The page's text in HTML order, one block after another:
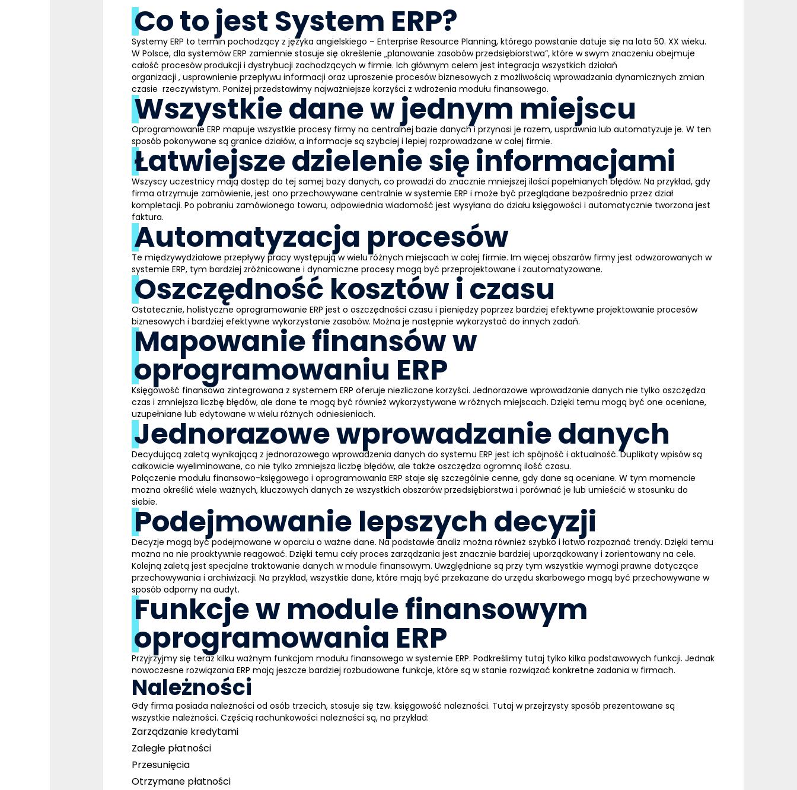
Co to jest System ERP?
Systemy ERP to termin pochodzący z języka angielskiego – Enterprise Resource Planning, którego powstanie datuje się na lata 50. XX wieku.
W Polsce, dla systemówERP zamiennie stosuje się określenie „planowanie zasobów przedsiębiorstwa”, które w swym znaczeniu obejmuje
całość procesów produkcji i dystrybucji zachodzących w firmie. Ich głównym celem jest integracja wszystkich działań
organizacji , usprawnienie przepływu informacji oraz uproszenie procesów biznesowych z możliwością wprowadzania dynamicznych zmian
czasie rzeczywistym. Poniżej przedstawimy najważniejsze korzyści z wdrożenia modułu finansowego.
Wszystkie dane w jednym miejscu
Oprogramowanie ERP mapuje wszystkie procesy firmy na centralnej bazie danych i przynosi je razem, usprawnia lub automatyzuje je. W ten
sposób pokonywane są granice działów, a informacje są szybciej i lepiej rozprowadzane w całej firmie.
Łatwiejsze dzielenie się informacjami
Wszyscy uczestnicy mają dostęp do tej samej bazy danych, co prowadzi do znacznie mniejszej ilości popełnianych błędów. Na przykład, gdy
firma otrzymuje zamówienie, jest ono przechowywane centralnie w systemie ERP i może być przeglądane bezpośrednio przez dział
kompletacji. Po pobraniu zamówionego towaru, odpowiednia wiadomość jest wysyłana do działu księgowości i automatycznie tworzona jest
faktura.
Automatyzacja procesów
Te międzywydziałowe przepływy pracy występują w wielu różnych miejscach w całej firmie. Im więcej obszarów firmy jest odwzorowanych w
systemie ERP, tym bardziej zróżnicowane i dynamiczne procesy mogą być przeprojektowane i zautomatyzowane.
Oszczędność kosztów i czasu
Ostatecznie, holistyczne oprogramowanie ERP jest o oszczędności czasu i pieniędzy poprzez bardziej efektywne projektowanie procesów
biznesowych i bardziej efektywne wykorzystanie zasobów. Można je następnie wykorzystać do innych zadań.
Mapowanie finansów w
oprogramowaniu ERP
Księgowość finansowa zintegrowana z systemem ERP oferuje niezliczone korzyści. Jednorazowe wprowadzanie danych nie tylko oszczędza
czas i zmniejsza liczbę błędów, ale dane te mogą być również wykorzystywane w różnych miejscach. Dzięki temu mogą być one oceniane,
uzupełniane lub edytowane w wielu różnych odniesieniach.
Jednorazowe wprowadzanie danych
Decydującą zaletą wynikającą z jednorazowego wprowadzenia danych do systemu ERP jest ich spójność i aktualność. Duplikaty wpisów są
całkowicie wyeliminowane, co nie tylko zmniejsza liczbę błędów, ale także oszczędza ogromną ilość czasu.
Połączenie modułu finansowo-księgowego i oprogramowania ERP staje się szczególnie cenne, gdy dane są oceniane. W tym momencie
można określić wiele ważnych, kluczowych danych ze wszystkich obszarów przedsiębiorstwa i porównać je lub umieścić w stosunku do
siebie.
Podejmowanie lepszych decyzji
Decyzje mogą być podejmowane w oparciu o ważne dane. Na podstawie analiz można również szybko i łatwo rozpoznać trendy. Dzięki temu
można na nie proaktywnie reagować. Dzięki temu cały proces zarządzania jest znacznie bardziej uporządkowany i zorientowany na cele.
Kolejną zaletą jest specjalne traktowanie danych w module finansowym. Uwzględniane są przy tym wszystkie wymogi prawne dotyczące
przechowywania i archiwizacji. Na przykład, wszystkie dane, które mają być przekazane do urzędu skarbowego mogą być przechowywane w
sposób odporny na audyt.
Funkcje w module finansowym
oprogramowania ERP
Przyjrzyjmy się teraz kilku ważnym funkcjom modułu finansowego w systemie ERP. Podkreślimy tutaj tylko kilka podstawowych funkcji. Jednak
nowoczesne rozwiązania ERP mają jeszcze bardziej rozbudowane funkcje, które są w stanie rozwiązać konkretne zadania w firmach.
Należności
Gdy firma posiada należności od osób trzecich, stosuje się tzw. księgowość należności. Tutaj w przejrzysty sposób prezentowane są
wszystkie należności. Częścią rachunkowości należności są, na przykład:
Zarządzanie kredytami
Zaległe płatności
Przesunięcia
Otrzymane płatności